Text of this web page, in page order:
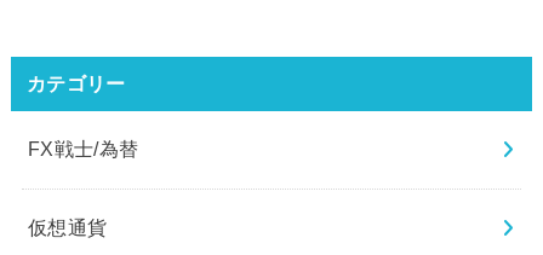
カテゴリー
FX戦士/為替
仮想通貨